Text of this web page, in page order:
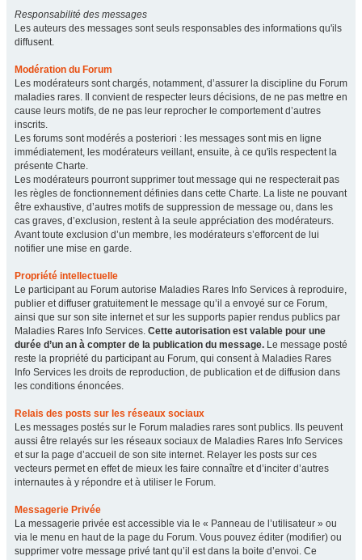
Responsabilité des messages
Les auteurs des messages sont seuls responsables des informations qu'ils
diffusent.
Modération du Forum
Les modérateurs sont chargés, notamment, d’assurer la discipline du Forum
maladies rares. Il convient de respecter leurs décisions, de ne pas mettre en
cause leurs motifs, de ne pas leur reprocher le comportement d’autres
inscrits.
Les forums sont modérés a posteriori : les messages sont mis en ligne
immédiatement, les modérateurs veillant, ensuite, à ce qu'ils respectent la
présente Charte.
Les modérateurs pourront supprimer tout message qui ne respecterait pas
les règles de fonctionnement définies dans cette Charte. La liste ne pouvant
être exhaustive, d’autres motifs de suppression de message ou, dans les
cas graves, d’exclusion, restent à la seule appréciation des modérateurs.
Avant toute exclusion d’un membre, les modérateurs s’efforcent de lui
notifier une mise en garde.
Propriété intellectuelle
Le participant au Forum autorise Maladies Rares Info Services à reproduire,
publier et diffuser gratuitement le message qu’il a envoyé sur ce Forum,
ainsi que sur son site internet et sur les supports papier rendus publics par
Maladies Rares Info Services. Cette autorisation est valable pour une
durée d’un an à compter de la publication du message. Le message posté
reste la propriété du participant au Forum, qui consent à Maladies Rares
Info Services les droits de reproduction, de publication et de diffusion dans
les conditions énoncées.
Relais des posts sur les réseaux sociaux
Les messages postés sur le Forum maladies rares sont publics. Ils peuvent
aussi être relayés sur les réseaux sociaux de Maladies Rares Info Services
et sur la page d’accueil de son site internet. Relayer les posts sur ces
vecteurs permet en effet de mieux les faire connaître et d’inciter d’autres
internautes à y répondre et à utiliser le Forum.
Messagerie Privée
La messagerie privée est accessible via le « Panneau de l’utilisateur » ou
via le menu en haut de la page du Forum. Vous pouvez éditer (modifier) ou
supprimer votre message privé tant qu’il est dans la boite d’envoi. Ce